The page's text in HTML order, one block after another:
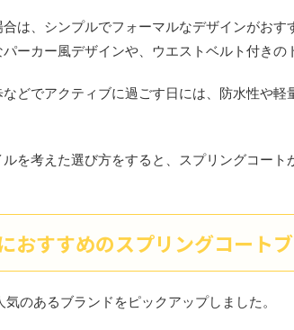
は、シンプルでフォーマルなデザインがおす
ーカー風デザインや、ウエストベルト付きの
などでアクティブに過ごす日には、防水性や軽
を考えた選び方をすると、スプリングコート
おすすめのスプリングコート
のあるブランドをピックアップしました。